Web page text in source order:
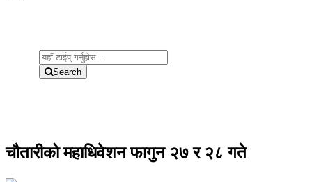
Search
चौतारीको महाधिवेशन फागुन २७ र २८ गते